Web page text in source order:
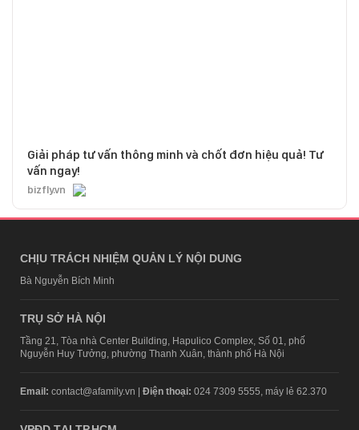
Giải pháp tư vấn thông minh và chốt đơn hiệu quả! Tư
vấn ngay!
bizfly.vn
CHỊU TRÁCH NHIỆM QUẢN LÝ NỘI DUNG
Bà Nguyễn Bích Minh
TRỤ SỞ HÀ NỘI
Tầng 21, Tòa nhà Center Building, Hapulico Complex, Số 01, phố
Nguyễn Huy Tưởng, phường Thanh Xuân, thành phố Hà Nội
Email: contact@afamily.vn | Điện thoại: 024 7309 5555, máy lẻ 62.370